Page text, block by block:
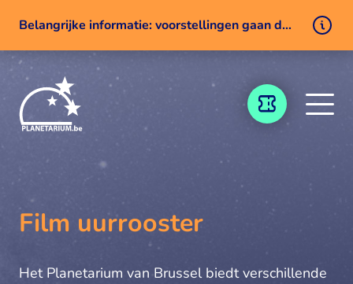
Belangrijke informatie: voorstellingen gaan door ondanks een technisch probleem
TICKETING
Film uurrooster
Het Planetarium van Brussel biedt verschillende